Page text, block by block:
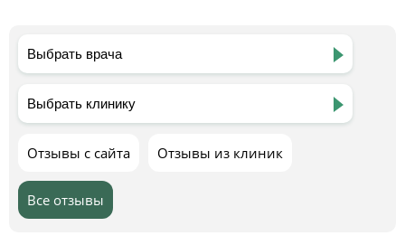
Отзывы с сайта Отзывы из клиник
Все отзывы